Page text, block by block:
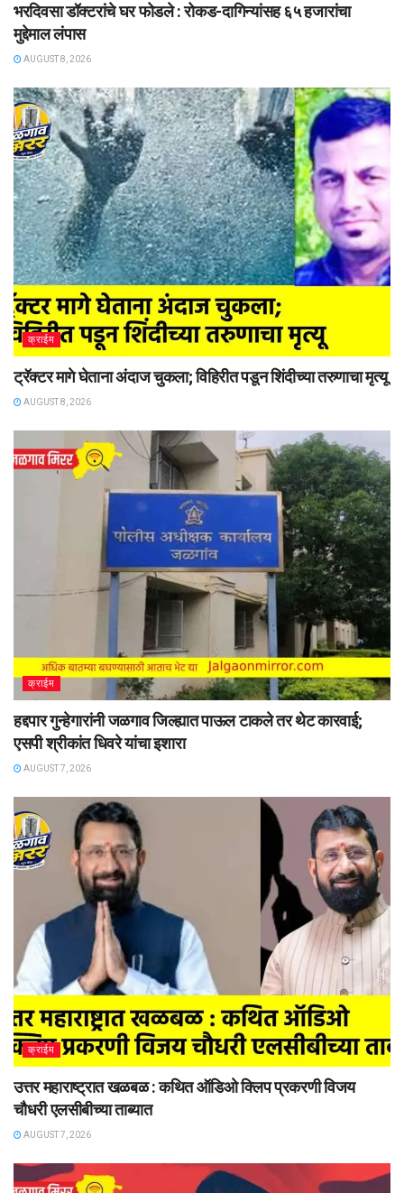
भरदिवसा डॉक्टरांचे घर फोडले : रोकड-दागिन्यांसह ६५ हजारांचा
मुद्देमाल लंपास
AUGUST 8, 2026
क्राईम
ट्रॅक्टर मागे घेताना अंदाज चुकला; विहिरीत पडून शिंदीच्या तरुणाचा मृत्यू
AUGUST 8, 2026
क्राईम
हद्दपार गुन्हेगारांनी जळगाव जिल्ह्यात पाऊल टाकले तर थेट कारवाई;
एसपी श्रीकांत धिवरे यांचा इशारा
AUGUST 7, 2026
क्राईम
उत्तर महाराष्ट्रात खळबळ : कथित ऑडिओ क्लिप प्रकरणी विजय
चौधरी एलसीबीच्या ताब्यात
AUGUST 7, 2026